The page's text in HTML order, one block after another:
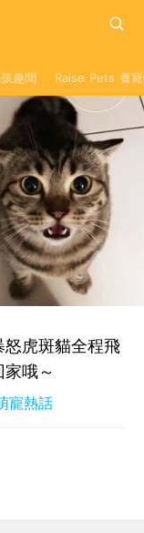
趣聞 Raise Pets 養
虎斑貓全程飛
哦～
寵熱話